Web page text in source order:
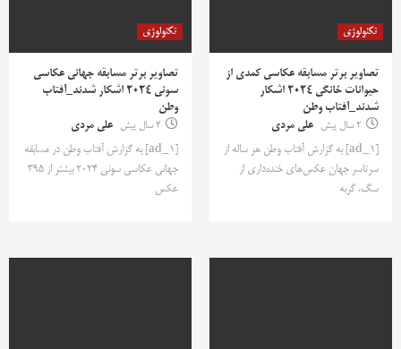
تکنولوژی
تصاویر برتر مسابقه عکاسی کمدی از
حیوانات خانگی 2024 اشکار
شدند_آفتاب وطن
2 سال پیش
علی مردی
[ad_1] به گزارش آفتاب وطن هر ساله از
سرتاسر جهان عکس‌های خنده‌داری از
سگ، گربه
تکنولوژی
تصاویر برتر مسابقه جهانی عکاسی
سونی 2024 اشکار شدند_آفتاب
وطن
2 سال پیش
علی مردی
[ad_1] به گزارش آفتاب وطن در مسابقه
جهانی عکاسی سونی 2024 بیشتر از 395
عکس